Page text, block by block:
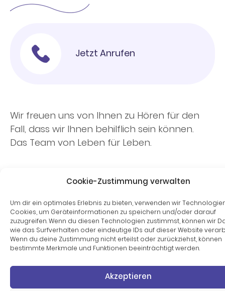
Cookie-Zustimmung verwalten
Um dir ein optimales Erlebnis zu bieten, verwenden wir
Cookies, um Geräteinformationen zu speichern und/oder darauf
zuzugreifen. Wenn du diesen Technologien zustimmst, können wir
wie das Surfverhalten oder eindeutige IDs auf dieser Website
Wenn du deine Zustimmung nicht erteilst oder zurückziehst, können
bestimmte Merkmale und Funktionen beeinträchtigt werden.
Akzeptieren
Jetzt Anrufen
Wir freuen uns von Ihnen zu Hören für den
Fall, dass wir Ihnen behilflich sein können.
Das Team von Leben für Leben.